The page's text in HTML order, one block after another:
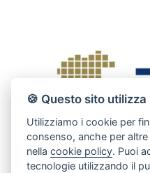
🍪 Questo sito
Utilizziamo i cookie per
consenso, anche per
nellacookie policy. Puoi
tecnologie utilizzando il